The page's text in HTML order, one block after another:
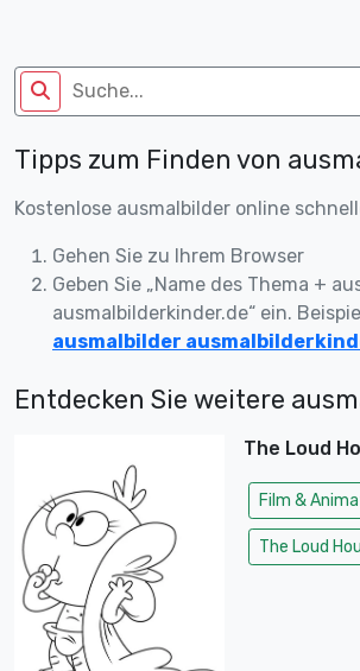
Tipps zum Finden von
Kostenlose ausmalbilder online
Gehen Sie zu Ihrem Browser
Geben Sie „Name des Thema +
ausmalbilderkinder.de“ ein.
ausmalbilder
Entdecken Sie weitere
The Loud
Film &
The Loud